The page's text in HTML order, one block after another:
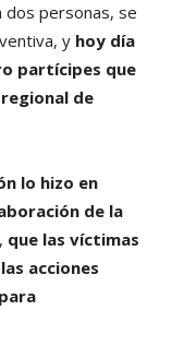
dos personas, se
y hoy día
partícipes que
de
lo hizo en
de la
que las víctimas
acciones